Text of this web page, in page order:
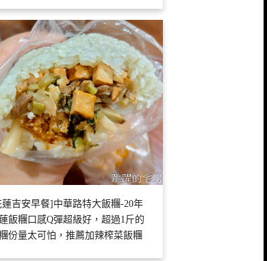
蓮吉安早餐]中華路特大飯糰-20年
飯糰口感Q彈超級好，超過1斤的
份量太可怕，推薦加辣榨菜飯糰